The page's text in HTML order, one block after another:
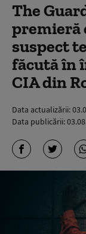
The
premieră
suspect
făcută în
CIA din
Data actualizării:
Data publicării: